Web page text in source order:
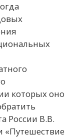
которых оно
России В.В.
«Путешествие